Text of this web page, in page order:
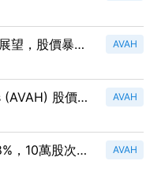
場關注
望，股價暴漲
AVAH
股價暴
AVAH
，10萬股次級
AVAH